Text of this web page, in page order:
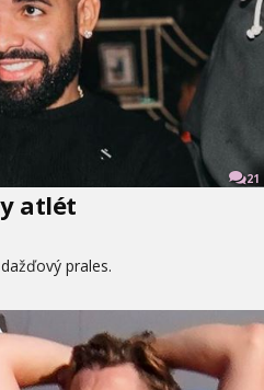
21
atlét
prales.